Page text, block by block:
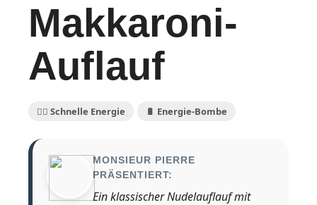
Makkaroni-
Auflauf
🏃‍♀️ Schnelle Energie 🔋 Energie-Bombe
MONSIEUR PIERRE
PRÄSENTIERT:
Ein klassischer Nudelauflauf mit